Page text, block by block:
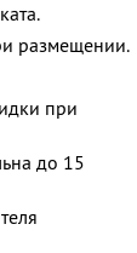
размещении.
при
до 15